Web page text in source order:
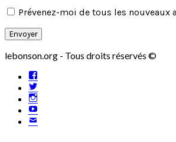
Prévenez-moi de tous les nouveaux
lebonson.org - Tous droits réservés ©